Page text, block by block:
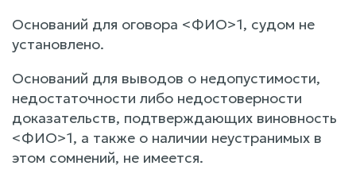
Оснований для оговора <ФИО>1, судом не
установлено.
Оснований для выводов о недопустимости,
недостаточности либо недостоверности
доказательств, подтверждающих виновность
<ФИО>1, а также о наличии неустранимых в
этом сомнений, не имеется.